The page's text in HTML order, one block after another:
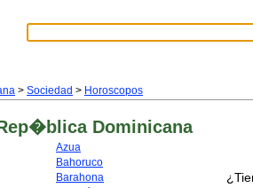
> Sociedad > Horoscopos
Dominicana
Azua
Bahoruco
Barahona